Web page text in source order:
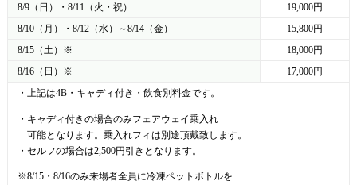
8/9（日）・8/11（火・祝）
19,000円
8/10（月）・8/12（水）～8/14（金）
15,800円
8/15（土）※
18,000円
8/16（日）※
17,000円
・上記は4B・キャディ付き・飲食別料金です。
・キャディ付きの場合のみフェアウェイ乗入れ
可能となります。乗入れフィは別途頂戴致します。
・セルフの場合は2,500円引きとなります。
※8/15・8/16のみ来場者全員に冷凍ペットボトルを